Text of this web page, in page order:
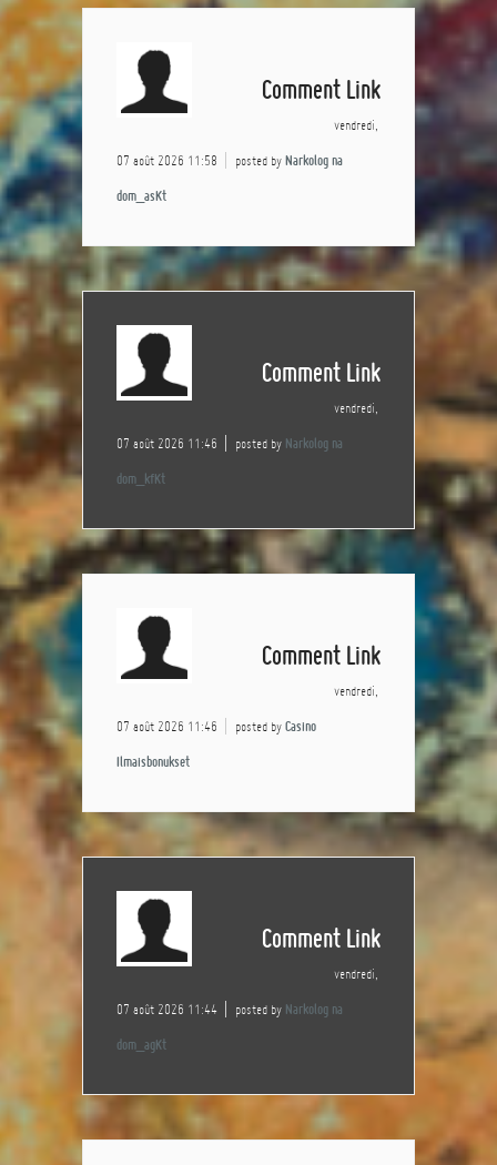
Comment Link
vendredi,
07 août 2026 11:58 posted by Narkolog na
dom_asKt
Comment Link
vendredi,
07 août 2026 11:46 posted by Narkolog na
dom_kfKt
Comment Link
vendredi,
07 août 2026 11:46 posted by Casino
Ilmaisbonukset
Comment Link
vendredi,
07 août 2026 11:44 posted by Narkolog na
dom_agKt